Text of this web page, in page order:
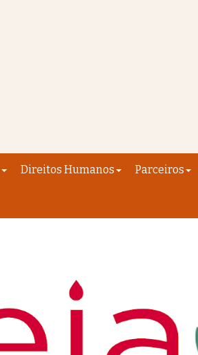
Direitos Humanos Parceiros